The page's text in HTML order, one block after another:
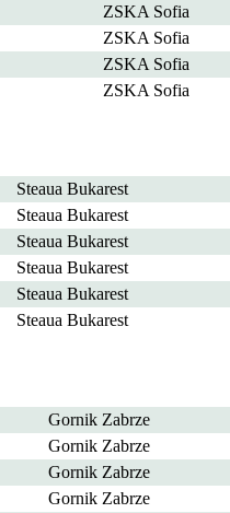
ZSKA Sofia
ZSKA Sofia
ZSKA Sofia
ZSKA Sofia
Steaua Bukarest
Steaua Bukarest
Steaua Bukarest
Steaua Bukarest
Steaua Bukarest
Steaua Bukarest
Gornik Zabrze
Gornik Zabrze
Gornik Zabrze
Gornik Zabrze